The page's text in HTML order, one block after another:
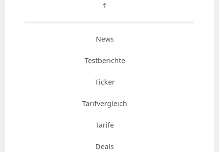
⇡
News
Testberichte
Ticker
Tarifvergleich
Tarife
Deals